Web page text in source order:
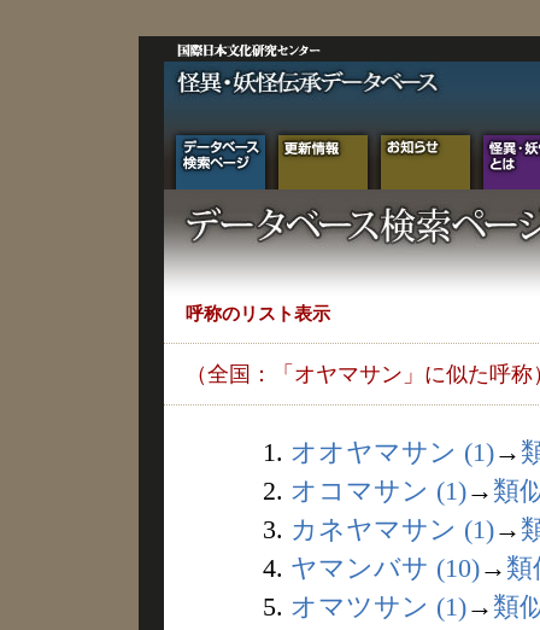
呼称のリスト表示
（全国：「オヤマサン」に似た呼称
1. オオヤマサン (1)→
2. オコマサン (1)→ 類
3. カネヤマサン (1)→
4. ヤマンバサ (10)→ 類
5. オマツサン (1)→ 類